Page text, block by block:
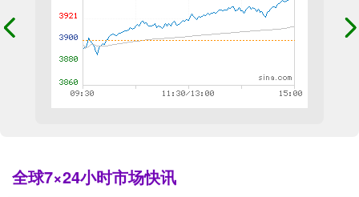
全球7×24小时市场快讯